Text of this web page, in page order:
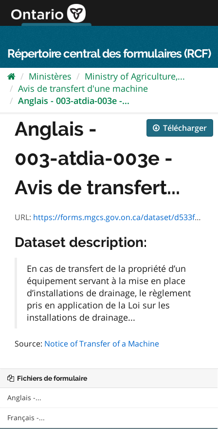
directement
au
Répertoire central des formulaires (RCF)
Ministères
Ministry of Agriculture,...
Avis de transfert d'une machine
Anglais - 003-atdia-003e -...
Télécharger
Anglais -
003-atdia-003e -
Avis de transfert...
URL: https://forms.mgcs.gov.on.ca/dataset/d533f177-ce8b-48a1-b857-d858f6b662db/resource/5cce296a-2dd8-40d9-a276-51212de9ac1c/download/atdia-003e.pdf
Dataset description:
En cas de transfert de la propriété d’un
équipement servant à la mise en place
d’installations de drainage, le règlement
pris en application de la Loi sur les
installations de drainage...
Source: Notice of Transfer of a Machine
Fichiers de formulaire
Anglais -...
Français -...